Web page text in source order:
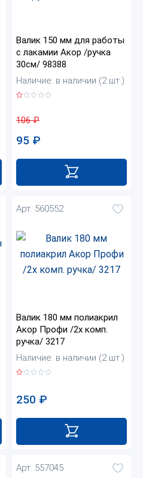
Валик 150 мм для работы
с лакамии Акор /ручка
30см/ 98388
Наличие: в наличии (2 шт.)
106₽
95 ₽
Арт. 560552
Валик 180 мм полиакрил
Акор Профи /2х комп.
ручка/ 3217
Наличие: в наличии (2 шт.)
250 ₽
Арт. 557045